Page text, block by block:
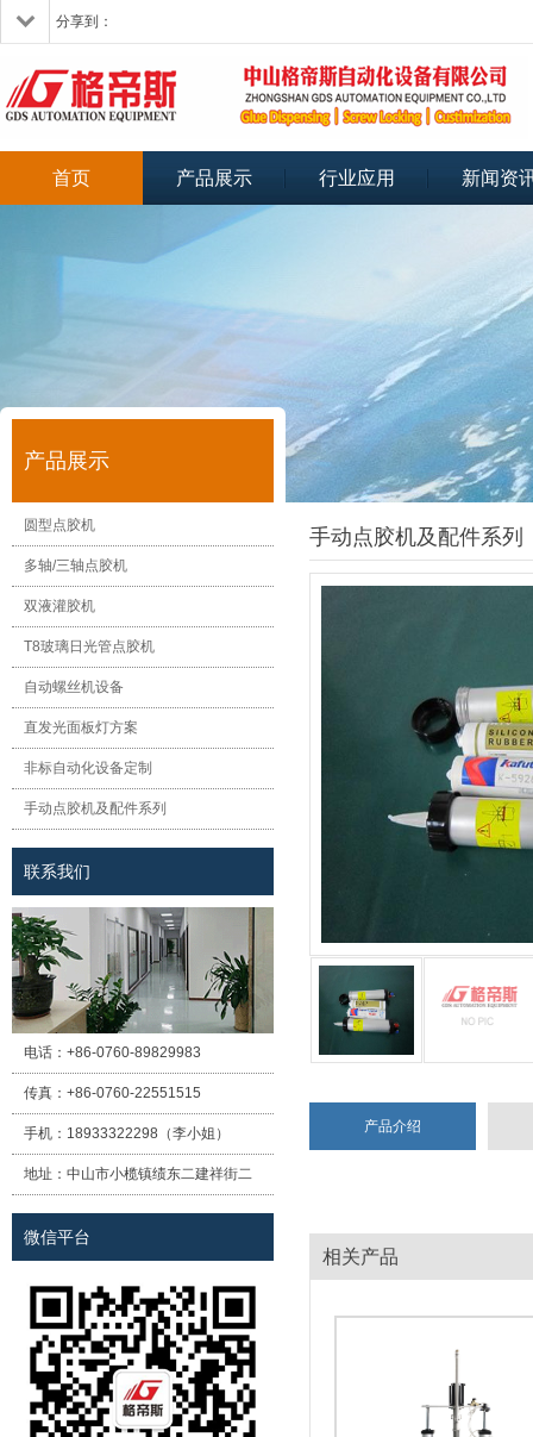
分享到：
首页 产品展示 行业应用 新闻资
产品展示
圆型点胶机
多轴/三轴点胶机
双液灌胶机
T8玻璃日光管点胶机
自动螺丝机设备
直发光面板灯方案
非标自动化设备定制
手动点胶机及配件系列
联系我们
电话： +86-0760-89829983
传真： +86-0760-22551515
手机： 18933322298（李小姐）
地址： 中山市小榄镇绩东二建祥街二
巷12号（盛境大厦）A栋一楼
微信平台
手动点胶机及配件系列
产品介绍
相关产品